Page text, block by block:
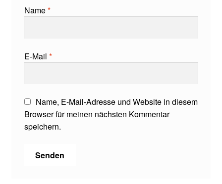
Name*
E-Mail *
Name, E-Mail-Adresse und Website in diesem
Browser für meinen nächsten Kommentar
speichern.